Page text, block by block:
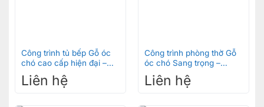
Công trình tủ bếp Gỗ óc
chó cao cấp hiện đại –
TBOC002
Liên hệ
Công trình phòng thờ Gỗ
óc chó Sang trọng –
PTOC007
Liên hệ